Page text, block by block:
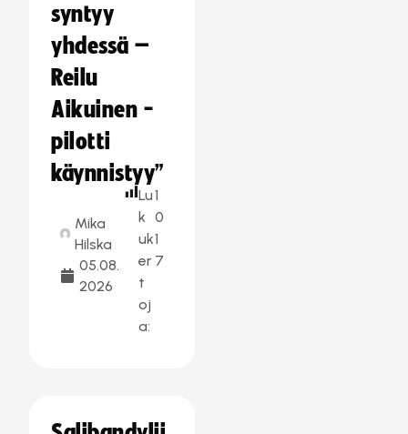
syntyy
yhdessä –
Reilu
Aikuinen -
pilotti
käynnistyy”
Mika
Hilska
05.08.
2026
Lu
k
uk
er
t
oj
a:
1
0
1
7